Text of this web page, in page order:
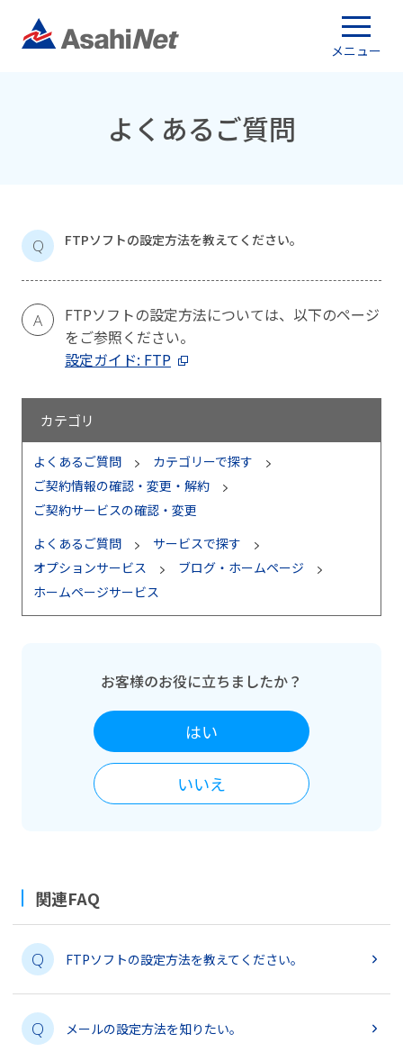
メニュー
よくあるご質問
Q FTPソフトの設定方法を教えてください。
A
FTPソフトの設定方法については、以下のページ
をご参照ください。
設定ガイド: FTP
カテゴリ
よくあるご質問
カテゴリーで探す
ご契約情報の確認・変更・解約
ご契約サービスの確認・変更
よくあるご質問
サービスで探す
オプションサービス
ブログ・ホームページ
ホームページサービス
お客様のお役に立ちましたか？
はい
いいえ
関連FAQ
Q FTPソフトの設定方法を教えてください。
Q メールの設定方法を知りたい。